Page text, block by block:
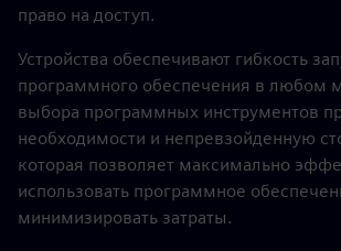
право на доступ.
Устройства обеспечивают гибкость
программного обеспечения в любом
выбора программных инструментов
необходимости и непревзойденную
которая позволяет максимально
использовать программное
минимизировать затраты.